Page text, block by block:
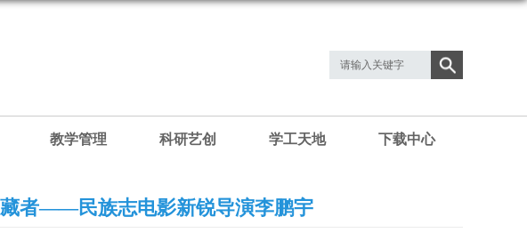
教学管理 科研艺创 学工天地 下载中心
藏者——民族志电影新锐导演李鹏宇